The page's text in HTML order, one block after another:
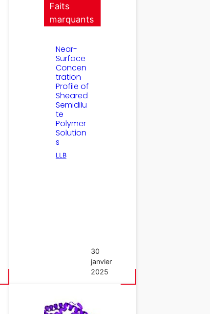
Faits
marquants
Near-
Surface
Concen
tration
Profile of
Sheared
Semidilu
te
Polymer
Solution
s
LLB
30
janvier
2025